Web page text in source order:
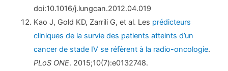
doi:10.1016/j.lungcan.2012.04.019
Kao J, Gold KD, Zarrili G, et al. Les prédicteurs
cliniques de la survie des patients atteints d’un
cancer de stade IV se réfèrent à la radio-oncologie.
PLoS ONE. 2015;10(7):e0132748.